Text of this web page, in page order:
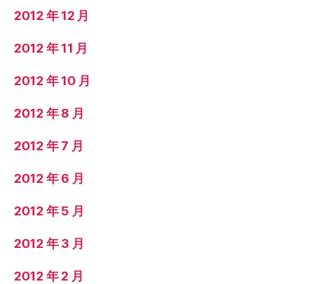
2012 年 12 月
2012 年 11 月
2012 年 10 月
2012 年 8 月
2012 年 7 月
2012 年 6 月
2012 年 5 月
2012 年 3 月
2012 年 2 月